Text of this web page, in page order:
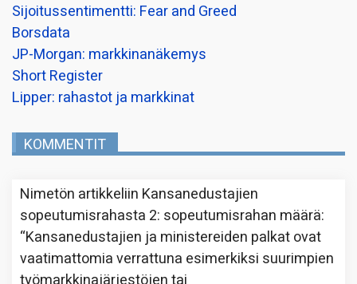
Sijoitussentimentti: Fear and Greed
Borsdata
JP-Morgan: markkinanäkemys
Short Register
Lipper: rahastot ja markkinat
KOMMENTIT
Nimetön artikkeliin Kansanedustajien
sopeutumisrahasta 2: sopeutumisrahan määrä:
“Kansanedustajien ja ministereiden palkat ovat
vaatimattomia verrattuna esimerkiksi suurimpien